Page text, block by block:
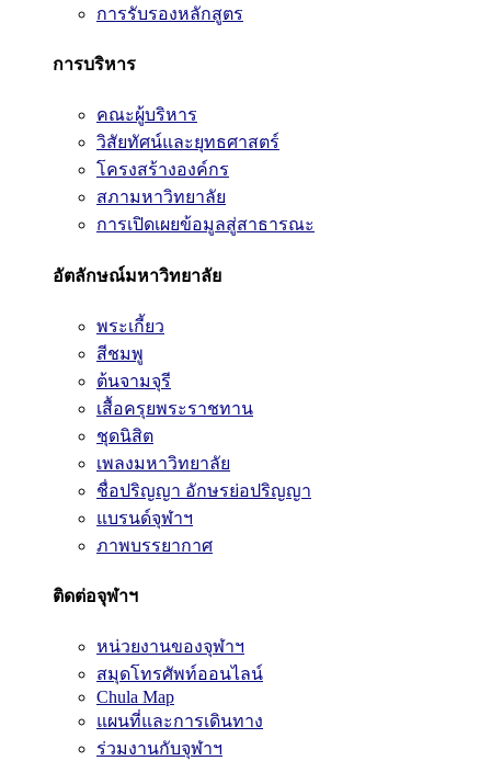
การรับรองหลักสูตร
การบริหาร
คณะผู้บริหาร
วิสัยทัศน์และยุทธศาสตร์
โครงสร้างองค์กร
สภามหาวิทยาลัย
การเปิดเผยข้อมูลสู่สาธารณะ
อัตลักษณ์มหาวิทยาลัย
พระเกี้ยว
สีชมพู
ต้นจามจุรี
เสื้อครุยพระราชทาน
ชุดนิสิต
เพลงมหาวิทยาลัย
ชื่อปริญญา อักษรย่อปริญญา
แบรนด์จุฬาฯ
ภาพบรรยากาศ
ติดต่อจุฬาฯ
หน่วยงานของจุฬาฯ
สมุดโทรศัพท์ออนไลน์
Chula Map
แผนที่และการเดินทาง
ร่วมงานกับจุฬาฯ